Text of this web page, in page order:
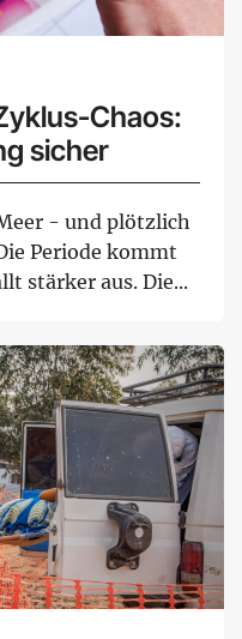
Chaos:
sicher
- und plötzlich
Periode kommt
stärker aus. Die...